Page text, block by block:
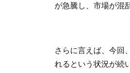
が急騰し、市場が混
さらに言えば、今回
れるという状況が続